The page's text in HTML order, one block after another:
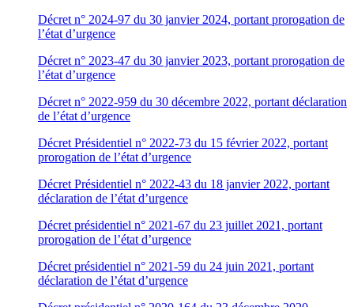
Décret n° 2024-97 du 30 janvier 2024, portant prorogation de
l’état d’urgence
Décret n° 2023-47 du 30 janvier 2023, portant prorogation de
l’état d’urgence
Décret n° 2022-959 du 30 décembre 2022, portant déclaration
de l’état d’urgence
Décret Présidentiel n° 2022-73 du 15 février 2022, portant
prorogation de l’état d’urgence
Décret Présidentiel n° 2022-43 du 18 janvier 2022, portant
déclaration de l’état d’urgence
Décret présidentiel n° 2021-67 du 23 juillet 2021, portant
prorogation de l’état d’urgence
Décret présidentiel n° 2021-59 du 24 juin 2021, portant
déclaration de l’état d’urgence